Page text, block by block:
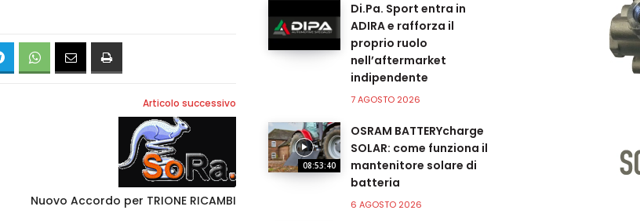
MY INFORICAMBI
Username
Articolo successivo
Nuovo Accordo per TRIONE RICAMBI
Di.Pa. Sport entra in
ADIRA e rafforza il
proprio ruolo
nell’aftermarket
indipendente
7 AGOSTO 2026
08:53:40
OSRAM BATTERYcharge
SOLAR: come funziona il
mantenitore solare di
batteria
6 AGOSTO 2026